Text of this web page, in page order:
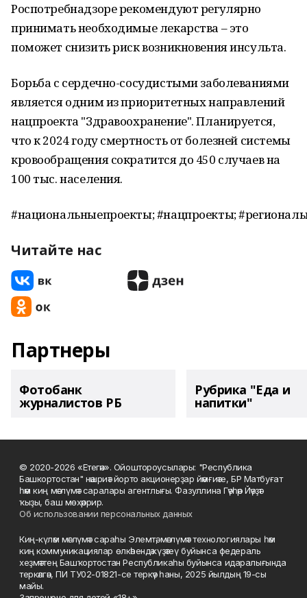
Роспотребнадзоре рекомендуют регулярно
принимать необходимые лекарства – это
поможет снизить риск возникновения инсульта.
Борьба с сердечно-сосудистыми заболеваниями
является одним из приоритетных направлений
нацпроекта "Здравоохранение". Планируется,
что к 2024 году смертность от болезней системы
кровообращения сократится до 450 случаев на
100 тыс. населения.
#национальныепроекты; #нацпроекты;
Читайте нас
Партнеры
Фотобанк
журналистов РБ
Рубрика "Еда и
напитки"
© 2020-2026 «Етегән». Ойоштороусылары: "Республика
Башкортостан" нәшриәт йорто акционерҙар йәмғиәте, БР Матбуғат
һәм киң мәғлүмәт саралары агентлығы. Фазуллина Гәүһәр Йәүҙәт
ҡыҙы, баш мөхәррир.
Об использовании персональных данных
Киң-күләм мәғлүмәт сараһы Элемтә, мәғлүмәт технологиялары һәм
киң коммуникациялар өлкәһендә күҙәтеү буйынса федераль
хеҙмәттең Башҡортостан Республикаһы буйынса идаралығында
теркәлгән, ПИ ТУ02-01821-се теркәү һаны, 2025 йылдың 19-сы
майы.